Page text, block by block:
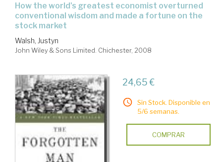
how the world's greatest economist overturned
conventional wisdom and made a fortune on the
stock market
Walsh, Justyn
John Wiley & Sons Limited. Chichester, 2008
24,65 €
Sin Stock. Disponible en
5/6 semanas.
COMPRAR